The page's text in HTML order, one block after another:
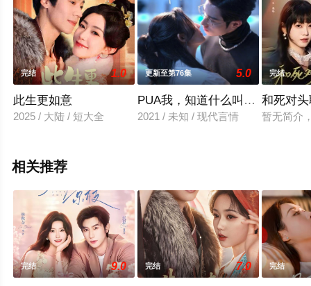
完结 1.0
此生更如意
2025 / 大陆 / 短大全
更新至第76集 5.0
PUA我，知道什么叫态度姐
2021 / 未知 / 现代言情
完结
和死对
暂无简介
相关推荐
完结 9.0 完结 7.0 完结